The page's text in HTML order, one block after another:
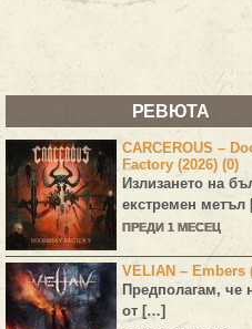
РЕВЮТА
CARCEROUS –
Factory (2026) (0)
Излизането на
екстремен метъл
ПРЕДИ 1 МЕСЕЦ
VELIAN – Embers
Предполагам, че
от […]